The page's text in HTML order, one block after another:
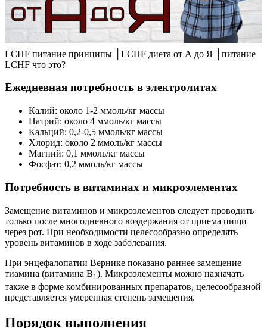
LCHF питание принципы │LCHF диета от А до Я │питание
LCHF что это?
Ежедневная потребность в электролитах
Калий: около 1-2 ммоль/кг массы
Натрий: около 4 ммоль/кг массы
Кальций: 0,2-0,5 ммоль/кг массы
Хлорид: около 2 ммоль/кг массы
Магний: 0,1 ммоль/кг массы
Фосфат: 0,2 ммоль/кг массы
Потребность в витаминах и микроэлементах
Замещение витаминов и микроэлементов следует проводить
только после многодневного воздержания от приема пищи
через рот. При необходимости целесообразно определять
уровень витаминов в ходе заболевания.
При энцефалопатии Вернике показано раннее замещение
тиамина (витамина B1 ). Микроэлементы можно назначать
также в форме комбинированных препаратов, целесообразной
представляется умеренная степень замещения.
Порядок выполнения